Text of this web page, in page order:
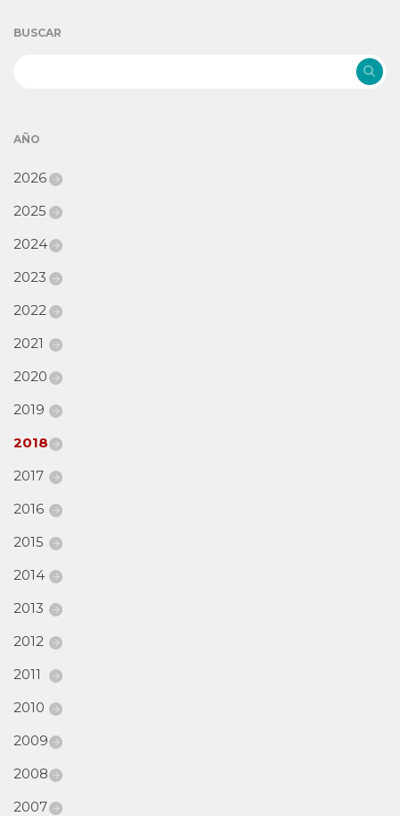
BUSCAR
AÑO
2026
2025
2024
2023
2022
2021
2020
2019
2018
2017
2016
2015
2014
2013
2012
2011
2010
2009
2008
2007